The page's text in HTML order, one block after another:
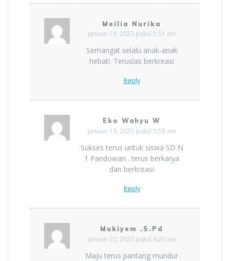
Meilia Nurika
Januari 19, 2023 pukul 5:51 am
Semangat selalu anak-anak
hebat!. Teruslas berkreasi
Reply
Eko Wahyu W
Januari 19, 2023 pukul 5:58 am
Sukses terus untuk siswa SD N
1 Pandowan…terus berkarya
dan berkreasi
Reply
Mukiyem .S.Pd
Januari 20, 2023 pukul 6:20 am
Maju terus pantang mundur